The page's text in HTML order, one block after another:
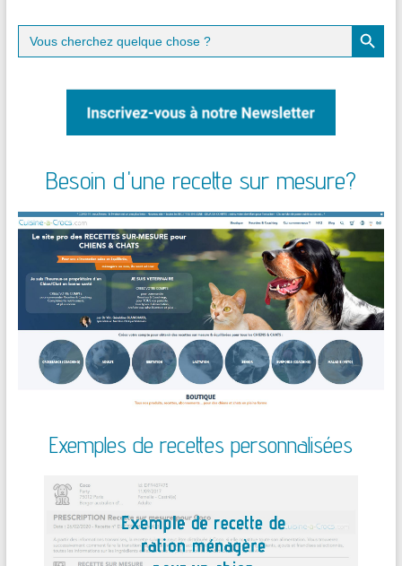
Search
for:
Search Button
Besoin d'une recette sur mesure?
Exemples de recettes personnalisées